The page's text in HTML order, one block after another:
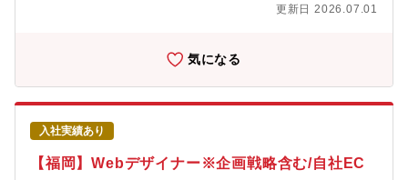
RSpec、Jest、ExUnit Docker、AWS Fargate、 AWS ECS
AWS ECS / ECR / EKS / Fargate / Lambda / CloudFront /
Batch〇主な使用ツール Slack / Backlog / G Suite / GitHub /
NewRelic
るプロセス改善の企画■部門横断的なヒアリングと課題抽出・要件
化と社内展開■企画・立案した業務フローの実行（必要に応じて内
部監査や法務といった管理部門と連携）■組織マネジメント【募集
背景】同社では、家具・インテリア領域におけるD2Cモデルを軸
に、商品開発から販売、カスタマーサポートまでを一気通貫で自
社運営しています。その中核を担う商品開発プロセスにおいて、
組織や従来のやり方にとらわれた非効率なオペレーションが課題
となっており、抜本的な見直しが必要なフェーズを迎えていま
す。現在は、各部門の枠組みに沿って業務が進められているた
更新日 2026.07.01
気になる
入社実績あり
【福岡】Webデザイナー※企画戦略含む/自社EC